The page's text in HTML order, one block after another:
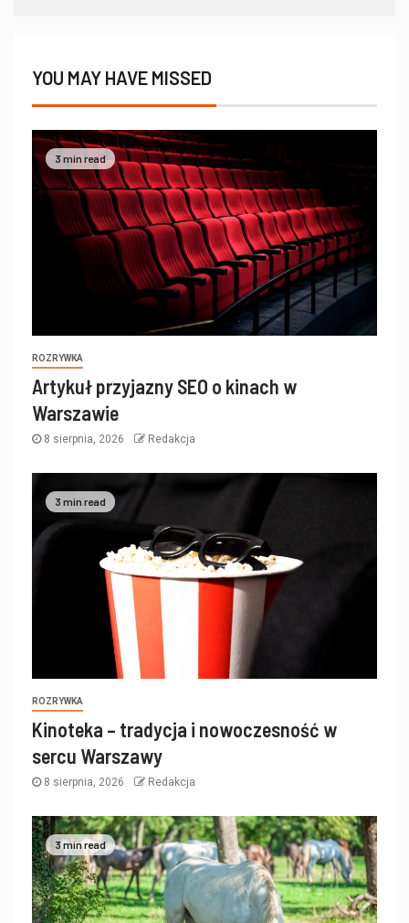
YOU MAY HAVE MISSED
3 min read
ROZRYWKA
Artykuł przyjazny SEO o kinach w
Warszawie
8 sierpnia, 2026 Redakcja
3 min read
ROZRYWKA
Kinoteka – tradycja i nowoczesność w
sercu Warszawy
8 sierpnia, 2026 Redakcja
3 min read